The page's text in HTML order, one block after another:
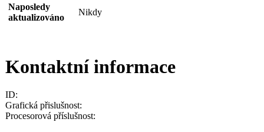
Naposledy
aktualizováno
Nikdy
Kontaktní informace
ID:
Grafická přislušnost:
Procesorová příslušnost: